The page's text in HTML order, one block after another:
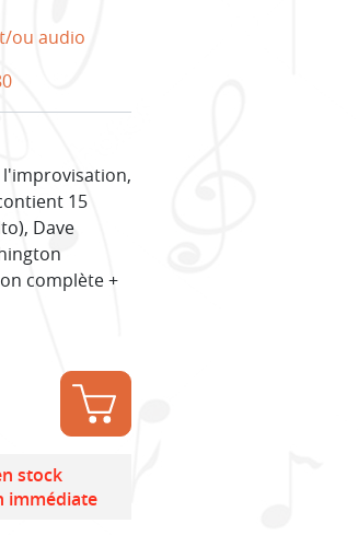
ou audio
l'improvisation,
15
Dave
complète +
stock
immédiate